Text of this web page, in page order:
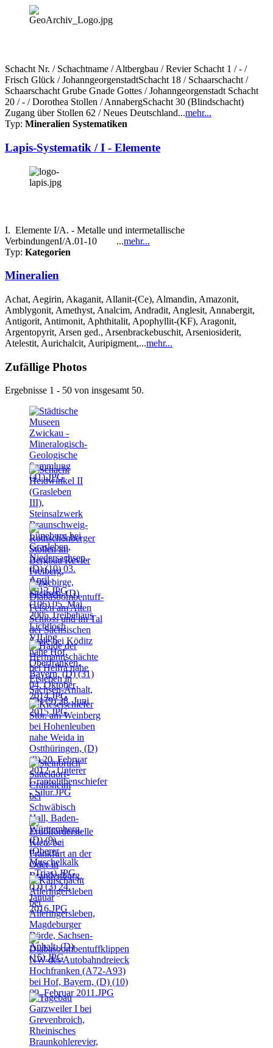
Schacht Nr. / Schachtname / Altbergbau / Revier Schacht 1 / - /
Frisch Glück / JohanngeorgenstadtSchacht 18 / Schaarschacht /
Schaarschacht Grube Gnade Gottes / Johanngeorgenstadt Schacht
20 / - / Dorothea Stollen / AnnabergSchacht 30 (Blindschacht)
Zugang über Stollen 62 / Neues Deutschland...mehr...
Typ: Mineralien Systematiken
Lapis-Systematik / I - Elemente
I. Elemente I/A. - Metalle und intermetallische
VerbindungenI/A.01-10 ...mehr...
Typ: Kategorien
Mineralien
Achat, Aegirin, Akaganit, Allanit-(Ce), Almandin, Amazonit,
Amblygonit, Amethyst, Analcim, Andradit, Anglesit, Annabergit,
Antigorit, Antimonit, Aphthitalit, Apophyllit-(KF), Aragonit,
Argentopyrit, Arsen ged., Arsenbrackebuschit, Arseniosiderit,
Atelestit, Aurichalcit, Auripigment,...mehr...
Zufällige Photos
Ergebnisse 1 - 50 von insgesamt 50.